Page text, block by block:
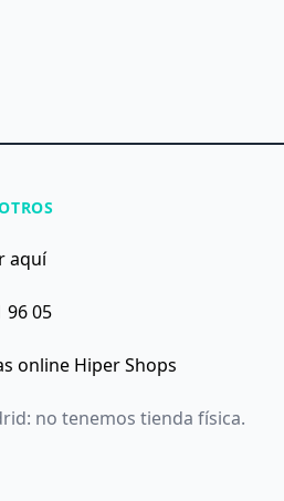
aquí
96 05
online Hiper Shops
no tenemos tienda física.